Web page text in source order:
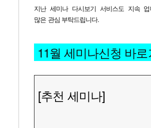
지난 세미나 다시보기 서비스도 지속 업
많은 관심 부탁드립니다.
11월 세미나신청 바
[추천 세미나]